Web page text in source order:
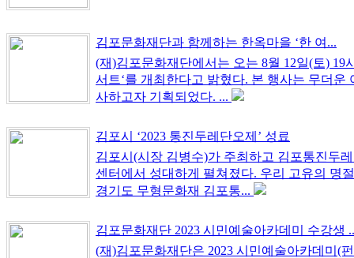
김포문화재단과 함께하는 한옥마을 ‘한 여...
(재)김포문화재단에서는 오는 8월 12일(토) 19
서트‘를 개최한다고 밝혔다. 본 행사는 무더
사하고자 기획되었다. ...
김포시 ‘2023 통진두레단오제’ 성료
김포시(시장 김병수)가 주최하고 김포통진두
센터에서 성대하게 펼쳐졌다. 우리 고유의 명
경기도 무형문화재 김포통...
김포문화재단 2023 시민예술아카데미 수강생
(재)김포문화재단은 2023 시민예술아카데미(